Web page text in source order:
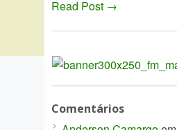
Read Post →
Comentários